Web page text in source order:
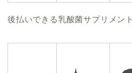
後払いできる乳酸菌サプリメント